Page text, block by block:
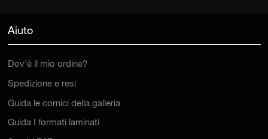
Aiuto
Dov'è il mio ordine?
Spedizione e resi
Guida le cornici della galleria
Guida I formati laminati